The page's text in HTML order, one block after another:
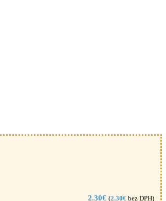
2.30€ (2.30€ bez DPH)